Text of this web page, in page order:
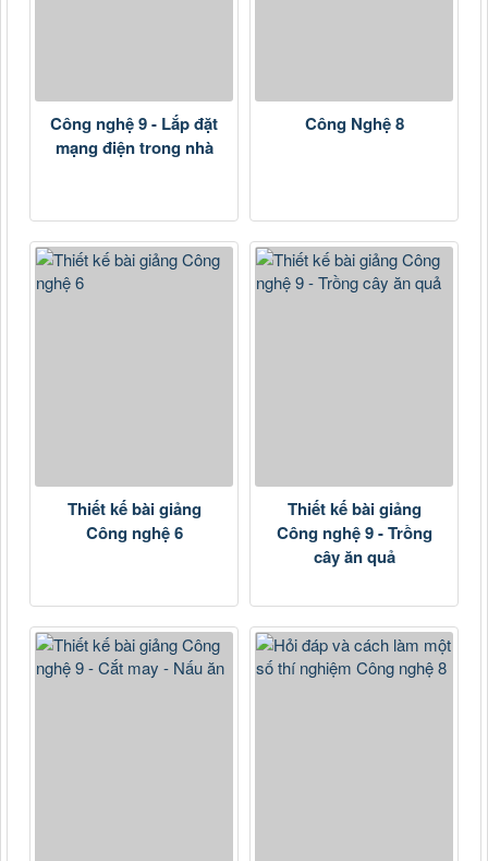
Công nghệ 9 - Lắp đặt
mạng điện trong nhà
Công Nghệ 8
Thiết kế bài giảng
Công nghệ 6
Thiết kế bài giảng
Công nghệ 9 - Trồng
cây ăn quả